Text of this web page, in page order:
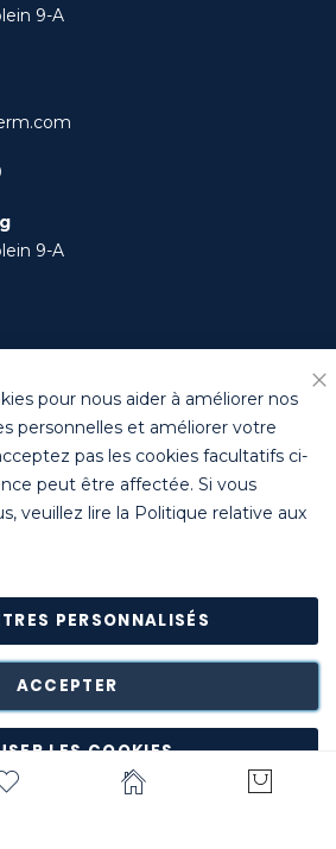
9-A
9-A
All rights reserved |Conditions
est possible* dans les 14 jours
leur emballage d'origine intact à
de Turnhout (Belgique).
certains produits comme la
pour nous aider à améliorer nos
personnelles et améliorer votre
pas les cookies facultatifs ci-
peut être affectée. Si vous
veuillez lire la Politique relative aux
ACCEPTER
PERSONNALISÉS
LES COOKIES